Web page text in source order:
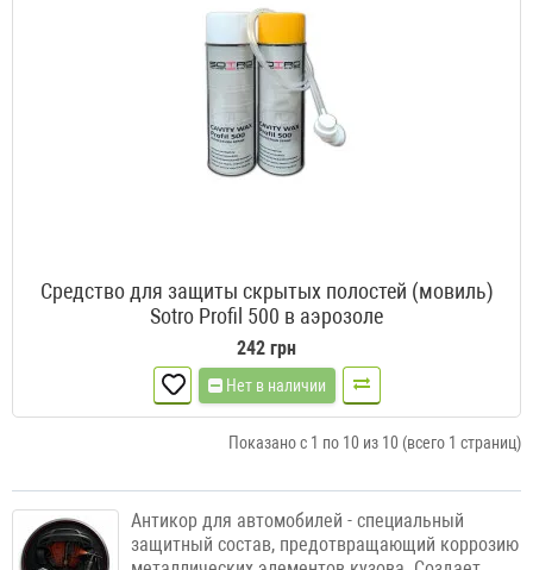
Средство для защиты скрытых полостей (мовиль)
Sotro Profil 500 в аэрозоле
242 грн
Нет в наличии
Показано с 1 по 10 из 10 (всего 1 страниц)
Антикор для автомобилей - специальный
защитный состав, предотвращающий коррозию